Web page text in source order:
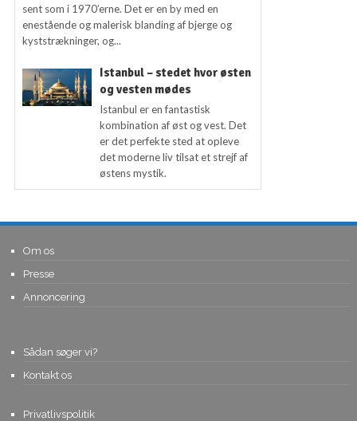
sent som i 1970’erne. Det er en by med en
enestående og malerisk blanding af bjerge og
kyststrækninger, og...
Istanbul – stedet hvor østen
og vesten mødes
Istanbul er en fantastisk
kombination af øst og vest. Det
er det perfekte sted at opleve
det moderne liv tilsat et strejf af
østens mystik.
Om os
Presse
Annoncering
Sådan søger vi?
Kontakt os
Privatlivspolitik